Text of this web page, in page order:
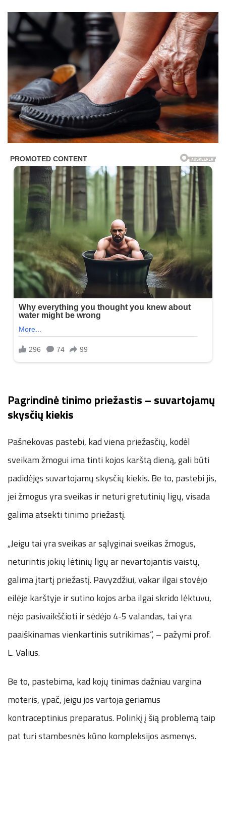
Pagrindinė tinimo priežastis – suvartojamų
skysčių kiekis
Pašnekovas pastebi, kad viena priežasčių, kodėl
sveikam žmogui ima tinti kojos karštą dieną, gali būti
padidėjęs suvartojamų skysčių kiekis. Be to, pastebi jis,
jei žmogus yra sveikas ir neturi gretutinių ligų, visada
galima atsekti tinimo priežastį.
„Jeigu tai yra sveikas ar sąlyginai sveikas žmogus,
neturintis jokių lėtinių ligų ar nevartojantis vaistų,
galima įtartį priežastį. Pavyzdžiui, vakar ilgai stovėjo
eilėje karštyje ir sutino kojos arba ilgai skrido lėktuvu,
nėjo pasivaikščioti ir sėdėjo 4-5 valandas, tai yra
paaiškinamas vienkartinis sutrikimas“, – pažymi prof.
L. Valius.
Be to, pastebima, kad kojų tinimas dažniau vargina
moteris, ypač, jeigu jos vartoja geriamus
kontraceptinius preparatus. Polinkį į šią problemą taip
pat turi stambesnės kūno kompleksijos asmenys.